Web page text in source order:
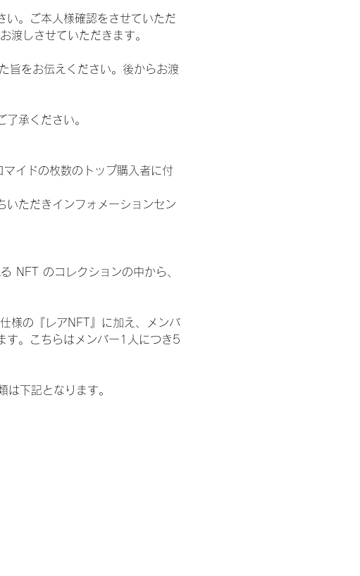
い。ご本人様確認をさせていただ
渡しさせていただきます。
旨をお伝えください。後からお渡
承ください。
イドの枚数のトップ購入者に付
いただきインフォメーションセン
NFT のコレクションの中から、
様の『レアNFT』に加え、メンバ
す。こちらはメンバー1人につき5
下記となります。